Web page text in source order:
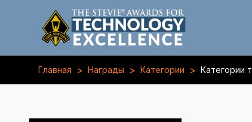
Главная > Награды > Категории > Категории